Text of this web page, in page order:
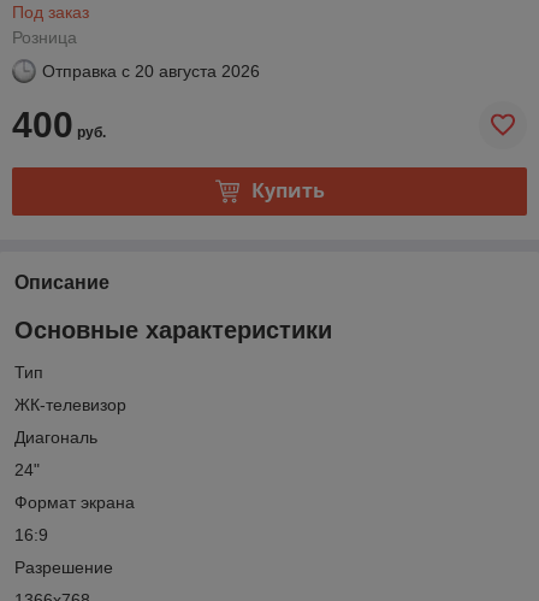
Под заказ
Розница
Отправка с 20 августа 2026
400 руб.
Купить
Описание
Основные характеристики
Тип
ЖК-телевизор
Диагональ
24"
Формат экрана
16:9
Разрешение